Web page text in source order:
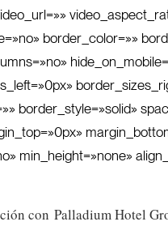
border_color=»»
border_style=»solid»
min_height=»none»
con Palladium Hotel